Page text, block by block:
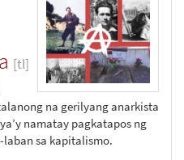
[tl]
na gerilyang anarkista
namatay pagkatapos ng
sa kapitalismo.